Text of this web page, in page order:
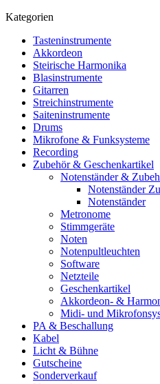
Kategorien
Tasteninstrumente
Akkordeon
Steirische Harmonika
Blasinstrumente
Gitarren
Streichinstrumente
Saiteninstrumente
Drums
Mikrofone & Funksysteme
Recording
Zubehör & Geschenkartikel
Notenständer &
Notenständer
Notenständer
Metronome
Stimmgeräte
Noten
Notenpultleuchten
Software
Netzteile
Geschenkartikel
Akkordeon- &
Midi- und
PA & Beschallung
Kabel
Licht & Bühne
Gutscheine
Sonderverkauf